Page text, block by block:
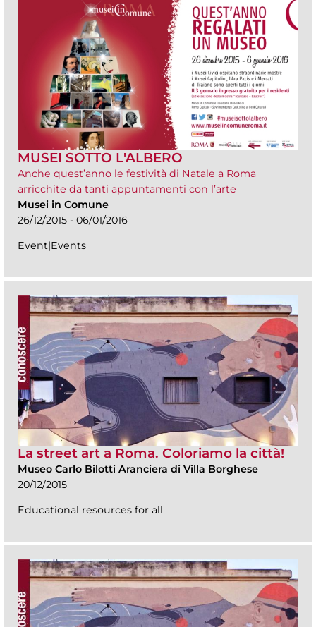
MUSEI SOTTO L'ALBERO
Anche quest’anno le festività di Natale a Roma
arricchite da tanti appuntamenti con l’arte
Musei in Comune
26/12/2015 - 06/01/2016
Event|Events
La street art a Roma. Coloriamo la città!
Museo Carlo Bilotti Aranciera di Villa Borghese
20/12/2015
Educational resources for all